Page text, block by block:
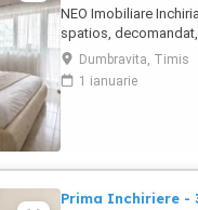
NEO Imobiliare
spatios,
Venetia, in
Kauflandului. Imobilul
camere: 2
Dumbravita, Timis
1 ianuarie
Prima Inchiriere -